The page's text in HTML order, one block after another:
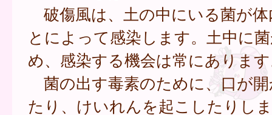
破傷風は、土の中にいる菌が
とによって感染します。土中に
め、感染する機会は常にありま
菌の出す毒素のために、口が
たり、けいれんを起こしたりし